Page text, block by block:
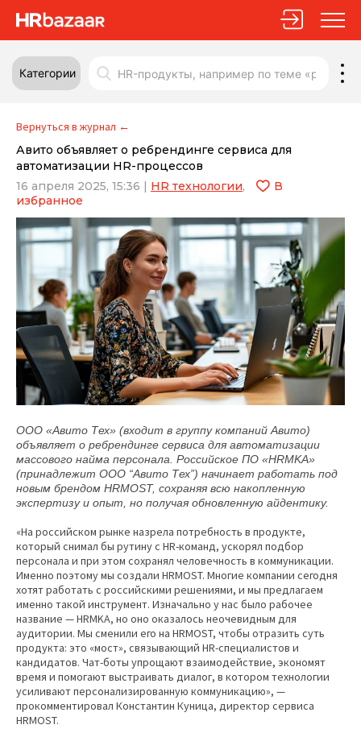
Категории
Вернуться в журнал ←
Авито объявляет о ребрендинге сервиса для
автоматизации HR-процессов
16 апреля 2025, 15:36 | HR технологии,
В
избранное
ООО «Авито Тех» (входит в группу компаний Авито)
объявляет о ребрендинге сервиса для автоматизации
массового найма персонала. Российское ПО «HRMKA»
(принадлежит ООО “Авито Тех”) начинает работать под
новым брендом HRMOST, сохраняя всю накопленную
экспертизу и опыт, но получая обновленную айдентику.
«На российском рынке назрела потребность в продукте,
который снимал бы рутину с HR-команд, ускорял подбор
персонала и при этом сохранял человечность в коммуникации.
Именно поэтому мы создали HRMOST. Многие компании сегодня
хотят работать с российскими решениями, и мы предлагаем
именно такой инструмент. Изначально у нас было рабочее
название — HRMKA, но оно оказалось неочевидным для
аудитории. Мы сменили его на HRMOST, чтобы отразить суть
продукта: это «мост», связывающий HR-специалистов и
кандидатов. Чат-боты упрощают взаимодействие, экономят
время и помогают выстраивать диалог, в котором технологии
усиливают персонализированную коммуникацию», —
прокомментировал Константин Куница, директор сервиса
HRMOST.